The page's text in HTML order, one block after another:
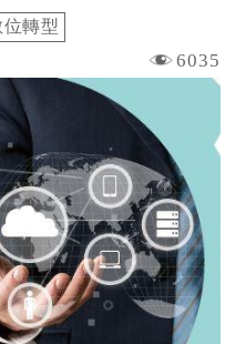
位轉型
6035